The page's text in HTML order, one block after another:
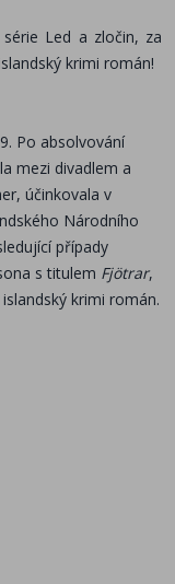
Led a zločin, za
krimi román!
Po absolvování
mezi divadlem a
účinkovala v
Národního
případy
s titulem Fjötrar,
krimi román.